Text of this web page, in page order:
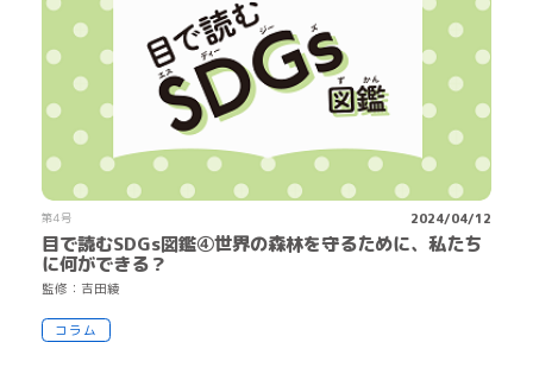
第4号 2024/04/12
目で読むSDGs図鑑④世界の森林を守るために、私たち
に何ができる？
監修 ： 吉田綾
コラム